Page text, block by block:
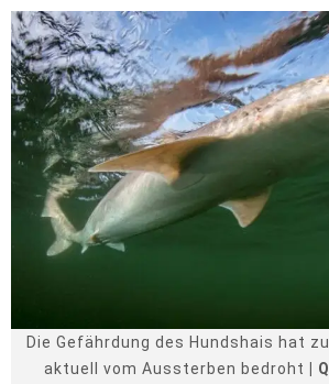
Die Gefährdung des Hundshais hat
aktuell vom Aussterben bedroht
|